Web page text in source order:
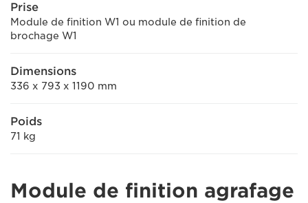
Prise
Module de finition W1 ou module de finition de
brochage W1
Dimensions
336 x 793 x 1190 mm
Poids
71 kg
Module de finition agrafage